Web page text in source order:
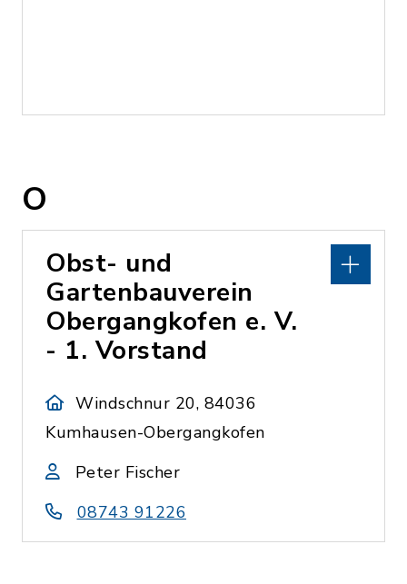
O
Obst- und
Gartenbauverein
Obergangkofen e. V.
- 1. Vorstand
Windschnur 20, 84036
Kumhausen-Obergangkofen
Peter Fischer
08743 91226